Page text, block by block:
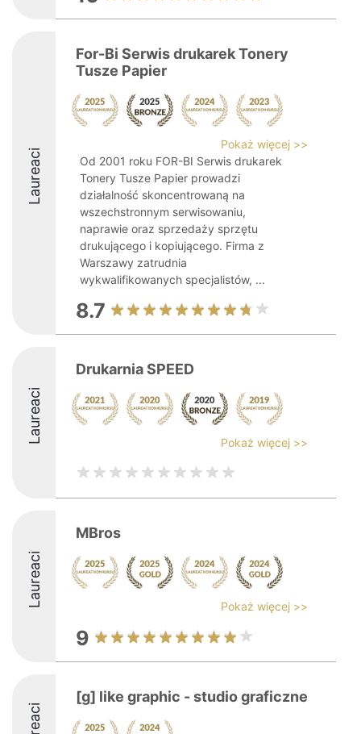
Laureaci
For-Bi Serwis drukarek Tonery
Tusze Papier
Pokaż więcej >>
Od 2001 roku FOR-BI Serwis drukarek
Tonery Tusze Papier prowadzi
działalność skoncentrowaną na
wszechstronnym serwisowaniu,
naprawie oraz sprzedaży sprzętu
drukującego i kopiującego. Firma z
Warszawy zatrudnia
wykwalifikowanych specjalistów, ...
8.7
Laureaci
Drukarnia SPEED
Pokaż więcej >>
Laureaci
MBros
Pokaż więcej >>
9
[g] like graphic - studio graficzne